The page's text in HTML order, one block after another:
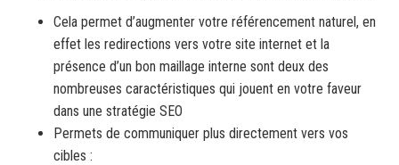
Cela permet d’augmenter votre référencement naturel, en
effet les redirections vers votre site internet et la
présence d’un bon maillage interne sont deux des
nombreuses caractéristiques qui jouent en votre faveur
dans une stratégie SEO
Permets de communiquer plus directement vers vos
cibles :